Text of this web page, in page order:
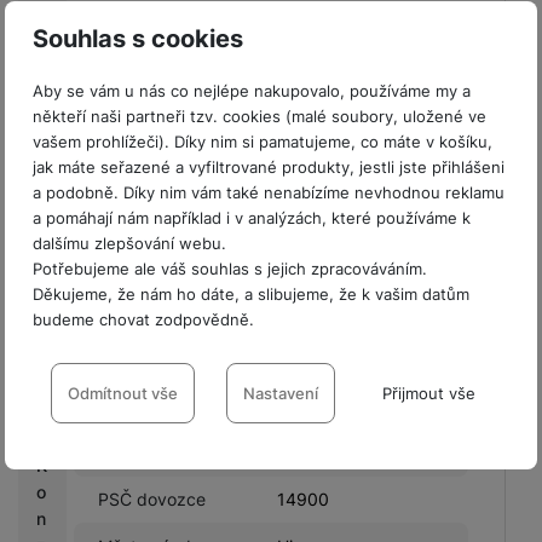
Souhlas s cookies
Aby se vám u nás co nejlépe nakupovalo, používáme my a
někteří naši partneři tzv. cookies (malé soubory, uložené ve
vašem prohlížeči). Díky nim si pamatujeme, co máte v košíku,
jak máte seřazené a vyfiltrované produkty, jestli jste přihlášeni
a podobně. Díky nim vám také nenabízíme nevhodnou reklamu
a pomáhají nám například i v analýzách, které používáme k
dalšímu zlepšování webu.
Potřebujeme ale váš souhlas s jejich zpracováváním.
Děkujeme, že nám ho dáte, a slibujeme, že k vašim datům
budeme chovat zodpovědně.
Nastavení souhlasů s kategoriemi
cookies
VŽDY AKTIVNÍ
Technické cookies umožňují váš průchod nákupním košíkem,
Odmítnout vše Nastavení Přijmout vše
a
s
h
b
a
c
k
G
a
K
o
n
Ulice výrobce
Městská oblast
výrobce
Delta 8,8382
Hinnerup,Denmark
Země výrobce DK
PSČ výrobce 8382
Název dovozce
TD SYNNEX Czech
s.r.o.
Městská oblast
Praha 11
PSČ dovozce 14900